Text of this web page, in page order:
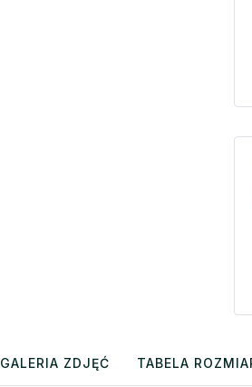
GALERIA ZDJĘĆ TABELA